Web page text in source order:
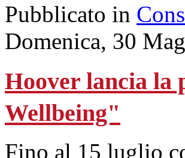
Pubblicato in
Domenica, 30
Hoover lancia la
Wellbeing"
Fino al 15 luglio